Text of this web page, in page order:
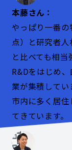
本藤さん：
やっぱり一番
点）と研究者
と比べても相当
R&Dをはじめ
業が集積してい
市内に多く居
てきています。